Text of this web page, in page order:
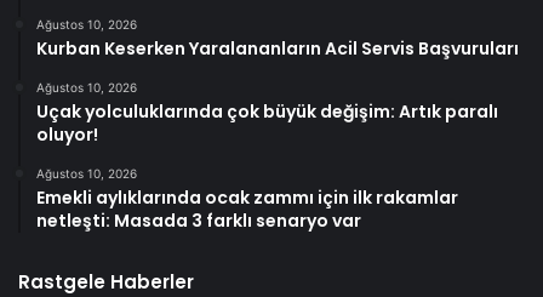
Ağustos 10, 2026
Kurban Keserken Yaralananların Acil Servis Başvuruları
Ağustos 10, 2026
Uçak yolculuklarında çok büyük değişim: Artık paralı
oluyor!
Ağustos 10, 2026
Emekli aylıklarında ocak zammı için ilk rakamlar
netleşti: Masada 3 farklı senaryo var
Rastgele Haberler